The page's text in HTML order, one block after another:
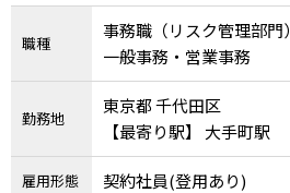
職種
事務職（リスク管理部門）
一般事務・営業事務
勤務地
東京都 千代田区
【最寄り駅】 大手町駅
雇用形態 契約社員(登用あり)